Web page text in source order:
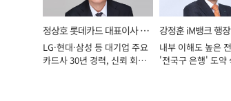
정상호 롯데카드 대표이사 사
장
LG·현대·삼성 등 대기업 주요
카드사 30년 경력, 신뢰 회복
강정훈 iM뱅크 행장
내부 이해도 높은
'전국구 은행' 도약